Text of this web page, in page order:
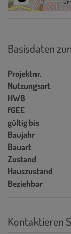
Basisdaten
Projektnr.
Nutzungsart
HWB
fGEE
gültig bis
Baujahr
Bauart
Zustand
Hauszustand
Beziehbar
Kontaktieren